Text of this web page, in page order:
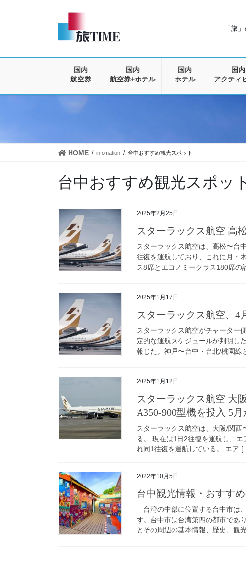
に
ョ
動
「旅
国内
航空券
国内
航空券+ホテル
国内
ホテル
国内
アクティ
HOME infomation 台中おすすめ観光スポット
台中おすすめ観光スポッ
2025年2月25日
スターラックス航空 高
スターラックス航空は、高松〜台
往復を運航しており、これに月・
ス8席とエコノミークラス180席
2025年1月17日
スターラックス航空、4
スターラックス航空がチャーター
定的な運航スケジュールが判明し
報じた。神戸〜台中・台北/桃園
2025年1月12日
スターラックス航空 大
A350-900型機を投入 5月
スターラックス航空は、大阪/関
る。 現在は1日2往復を運航し、
れ同1往復を運航している。 エア
2022年10月5日
台中観光情報・おすす
台湾の中部に位置する台中市は
す。台中市は台湾第四の都市であ
とその周辺の基本情報、歴史、観